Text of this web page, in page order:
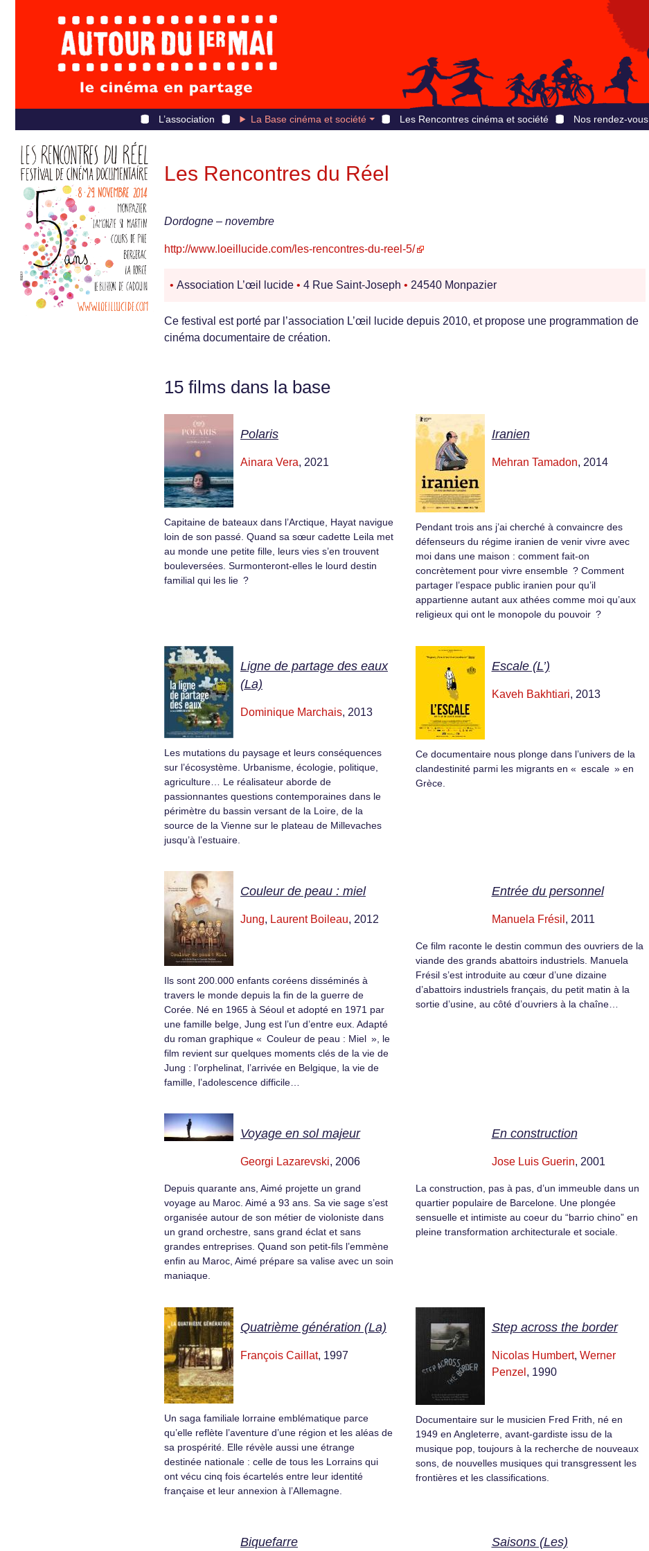
L’association La Base cinéma et société Les Rencontres cinéma et société Nos rendez-vous
Les Rencontres du Réel
Dordogne – novembre
http://www.loeillucide.com/les-rencontres-du-reel-5/
• Association L’œil lucide • 4 Rue Saint-Joseph • 24540 Monpazier
Ce festival est porté par l’association L’œil lucide depuis 2010, et propose une programmation de
cinéma documentaire de création.
15 films dans la base
Polaris
Ainara Vera, 2021
Capitaine de bateaux dans l’Arctique, Hayat navigue
loin de son passé. Quand sa sœur cadette Leila met
au monde une petite fille, leurs vies s’en trouvent
bouleversées. Surmonteront-elles le lourd destin
familial qui les lie ?
Iranien
Mehran Tamadon, 2014
Pendant trois ans j’ai cherché à convaincre des
défenseurs du régime iranien de venir vivre avec
moi dans une maison : comment fait-on
concrètement pour vivre ensemble ? Comment
partager l’espace public iranien pour qu’il
appartienne autant aux athées comme moi qu’aux
religieux qui ont le monopole du pouvoir ?
Ligne de partage des eaux
(La)
Dominique Marchais, 2013
Les mutations du paysage et leurs conséquences
sur l’écosystème. Urbanisme, écologie, politique,
agriculture… Le réalisateur aborde de
passionnantes questions contemporaines dans le
périmètre du bassin versant de la Loire, de la
source de la Vienne sur le plateau de Millevaches
jusqu’à l’estuaire.
Escale (L’)
Kaveh Bakhtiari, 2013
Ce documentaire nous plonge dans l’univers de la
clandestinité parmi les migrants en « escale » en
Grèce.
Couleur de peau : miel
Jung, Laurent Boileau, 2012
Ils sont 200.000 enfants coréens disséminés à
travers le monde depuis la fin de la guerre de
Corée. Né en 1965 à Séoul et adopté en 1971 par
une famille belge, Jung est l’un d’entre eux. Adapté
du roman graphique « Couleur de peau : Miel », le
film revient sur quelques moments clés de la vie de
Jung : l’orphelinat, l’arrivée en Belgique, la vie de
famille, l’adolescence difficile…
Entrée du personnel
Manuela Frésil , 2011
Ce film raconte le destin commun des ouvriers de la
viande des grands abattoirs industriels. Manuela
Frésil s’est introduite au cœur d’une dizaine
d’abattoirs industriels français, du petit matin à la
sortie d’usine, au côté d’ouvriers à la chaîne…
Voyage en sol majeur
Georgi Lazarevski, 2006
Depuis quarante ans, Aimé projette un grand
voyage au Maroc. Aimé a 93 ans. Sa vie sage s’est
organisée autour de son métier de violoniste dans
un grand orchestre, sans grand éclat et sans
grandes entreprises. Quand son petit-fils l’emmène
enfin au Maroc, Aimé prépare sa valise avec un soin
maniaque.
En construction
Jose Luis Guerin, 2001
La construction, pas à pas, d’un immeuble dans un
quartier populaire de Barcelone. Une plongée
sensuelle et intimiste au coeur du “barrio chino” en
pleine transformation architecturale et sociale.
Quatrième génération (La)
François Caillat, 1997
Un saga familiale lorraine emblématique parce
qu’elle reflète l’aventure d’une région et les aléas de
sa prospérité. Elle révèle aussi une étrange
destinée nationale : celle de tous les Lorrains qui
ont vécu cinq fois écartelés entre leur identité
française et leur annexion à l’Allemagne.
Step across the border
Nicolas Humbert, Werner
Penzel , 1990
Documentaire sur le musicien Fred Frith, né en
1949 en Angleterre, avant-gardiste issu de la
musique pop, toujours à la recherche de nouveaux
sons, de nouvelles musiques qui transgressent les
frontières et les classifications.
Biquefarre Saisons (Les)